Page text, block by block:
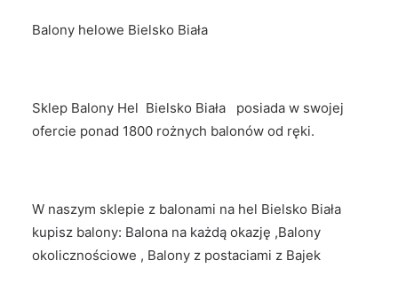
Balony helowe Bielsko Biała
Sklep Balony Hel Bielsko Biała posiada w swojej
ofercie ponad 1800 rożnych balonów od ręki.
W naszym sklepie z balonami na hel Bielsko Biała
kupisz balony: Balona na każdą okazję ,Balony
okolicznościowe , Balony z postaciami z Bajek